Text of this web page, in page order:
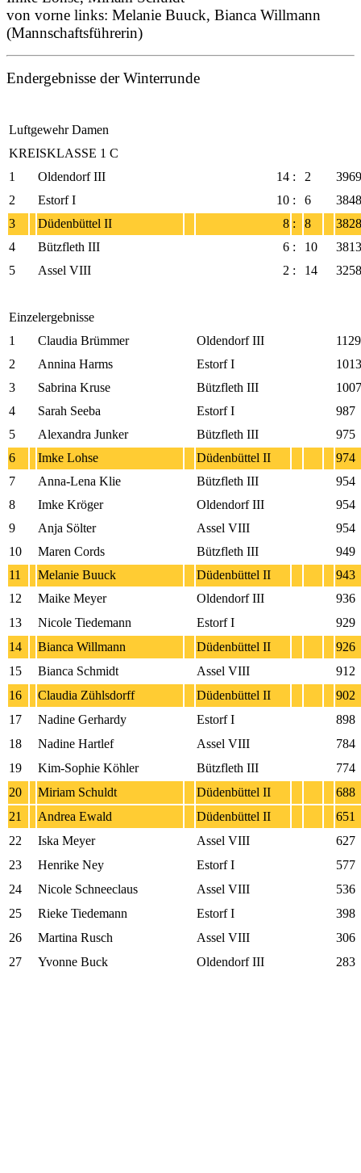
von vorne links: Melanie Buuck, Bianca Willmann
(Mannschaftsführerin)
Endergebnisse der Winterrunde
Luftgewehr Damen
KREISKLASSE 1 C
1
Oldendorf III 14 : 2
3969
2
Estorf I 10 : 6
3848
3
Düdenbüttel II 8 : 8
3828
4
Bützfleth III 6 : 10
3813
5
Assel VIII 2 : 14 3258
Einzelergebnisse
1
Claudia Brümmer Oldendorf III
1129
2
Annina Harms Estorf I
1013
3
Sabrina Kruse Bützfleth III
1007
4
Sarah Seeba Estorf I
987
5
Alexandra Junker Bützfleth III
975
6
Imke Lohse Düdenbüttel II
974
7
Anna-Lena Klie Bützfleth III
954
8
Imke Kröger Oldendorf III
954
9
Anja Sölter Assel VIII
954
10
Maren Cords Bützfleth III
949
11
Melanie Buuck Düdenbüttel II
943
12
Maike Meyer Oldendorf III
936
13
Nicole Tiedemann Estorf I
929
14
Bianca Willmann Düdenbüttel II
926
15
Bianca Schmidt Assel VIII
912
16
Claudia Zühlsdorff Düdenbüttel II
902
17
Nadine Gerhardy Estorf I
898
18
Nadine Hartlef Assel VIII
784
19
Kim-Sophie Köhler Bützfleth III
774
20
Miriam Schuldt Düdenbüttel II
688
21
Andrea Ewald Düdenbüttel II
651
22
Iska Meyer Assel VIII
627
23
Henrike Ney Estorf I
577
24
Nicole Schneeclaus Assel VIII
536
25
Rieke Tiedemann Estorf I
398
26
Martina Rusch Assel VIII
306
27
Yvonne Buck Oldendorf III 283